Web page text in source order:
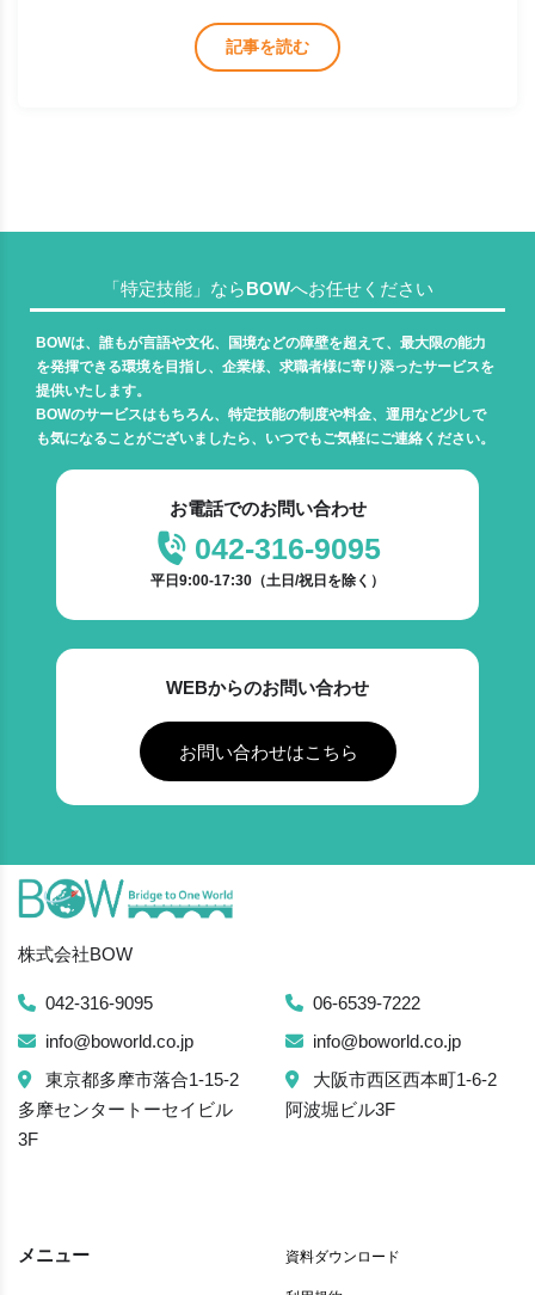
記事を読む
「特定技能」ならBOWへお任せください
BOWは、誰もが言語や文化、国境などの障壁を超えて、最大限の能力
を発揮できる環境を目指し、企業様、求職者様に寄り添ったサービスを
提供いたします。
BOWのサービスはもちろん、特定技能の制度や料金、運用など少しで
も気になることがございましたら、いつでもご気軽にご連絡ください。
お電話でのお問い合わせ
042-316-9095
平日9:00-17:30（土日/祝日を除く）
WEBからのお問い合わせ
お問い合わせはこちら
株式会社BOW
042-316-9095
info@boworld.co.jp
東京都多摩市落合1-15-2
多摩センタートーセイビル
3F
06-6539-7222
info@boworld.co.jp
大阪市西区西本町1-6-2
阿波堀ビル3F
メニュー 資料ダウンロード